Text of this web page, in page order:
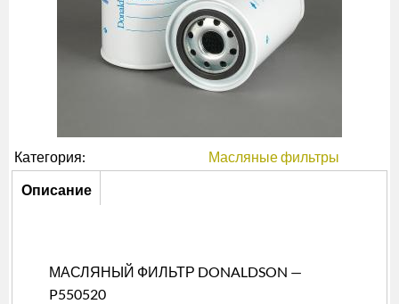
Категория: Масляные фильтры
Описание
Описание
МАСЛЯНЫЙ ФИЛЬТР DONALDSON —
P550520